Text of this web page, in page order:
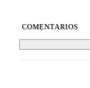
COMENTARIOS